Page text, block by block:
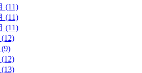
(11)
(11)
(11)